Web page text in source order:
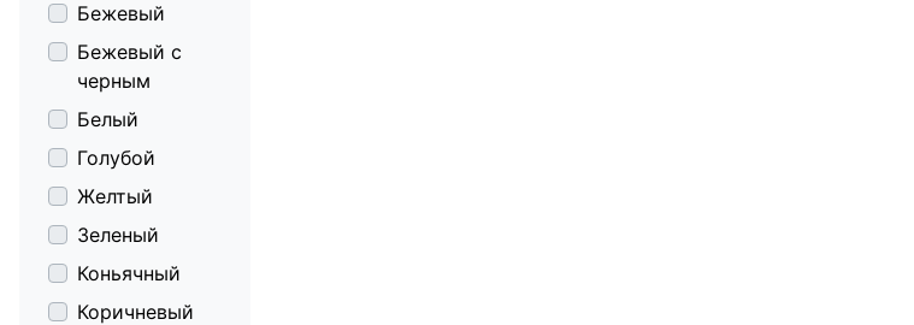
Бежевый
Бежевый с
черным
Белый
Голубой
Желтый
Зеленый
Коньячный
Коричневый